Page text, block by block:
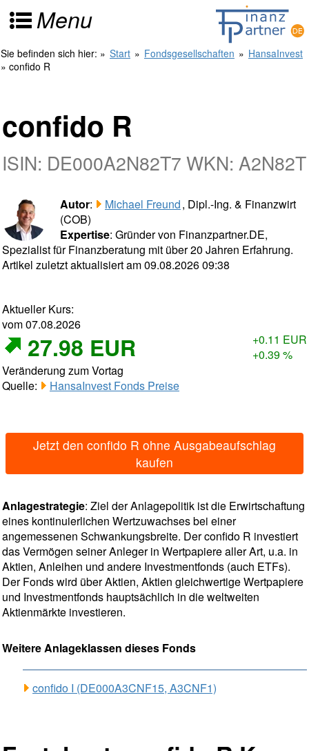
Menu
Sie befinden sich hier: » Start » Fondsgesellschaften » HansaInvest
» confido R
confido R
ISIN: DE000A2N82T7 WKN: A2N82T
Autor: Michael Freund, Dipl.-Ing. & Finanzwirt
(COB)
Expertise: Gründer von Finanzpartner.DE,
Spezialist für Finanzberatung mit über 20 Jahren Erfahrung.
Artikel zuletzt aktualisiert am 09.08.2026 09:38
Aktueller Kurs:
vom 07.08.2026
27.98 EUR
+0.11 EUR
+0.39 %
Veränderung zum Vortag
Quelle:
HansaInvest Fonds Preise
Jetzt den confido R ohne Ausgabeaufschlag
kaufen
Anlagestrategie: Ziel der Anlagepolitik ist die Erwirtschaftung
eines kontinuierlichen Wertzuwachses bei einer
angemessenen Schwankungsbreite. Der confido R investiert
das Vermögen seiner Anleger in Wertpapiere aller Art, u.a. in
Aktien, Anleihen und andere Investmentfonds (auch ETFs).
Der Fonds wird über Aktien, Aktien gleichwertige Wertpapiere
und Investmentfonds hauptsächlich in die weltweiten
Aktienmärkte investieren.
Weitere Anlageklassen dieses Fonds
confido I (DE000A3CNF15, A3CNF1)